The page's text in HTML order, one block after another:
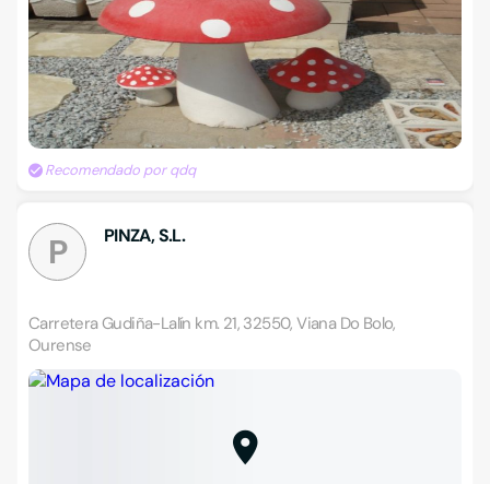
Recomendado por qdq
P PINZA, S.L.
Carretera Gudiña-Lalín km. 21, 32550, Viana Do Bolo,
Ourense